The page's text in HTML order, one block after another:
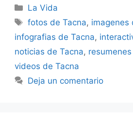
Categorías
La Vida
Etiquetas
fotos de Tacna, imagenes
infografias de Tacna,
noticias de Tacna,
videos de Tacna
Deja un comentario